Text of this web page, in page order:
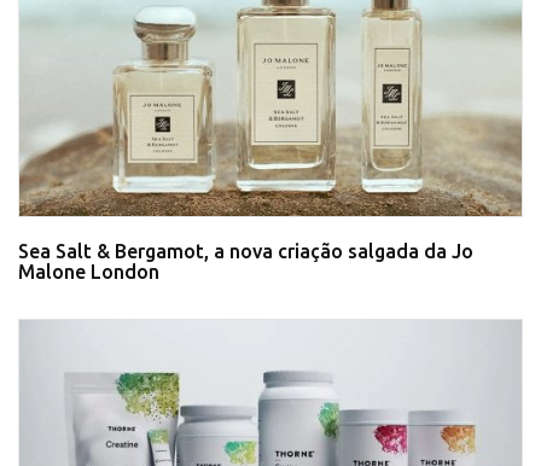
Sea Salt & Bergamot, a nova criação salgada da Jo
Malone London